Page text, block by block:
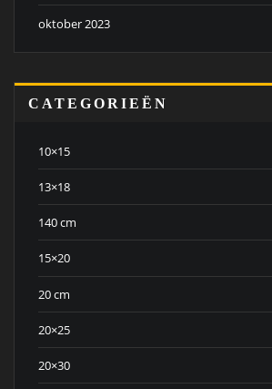
oktober 2023
CATEGORIEËN
10×15
13×18
140 cm
15×20
20 cm
20×25
20×30